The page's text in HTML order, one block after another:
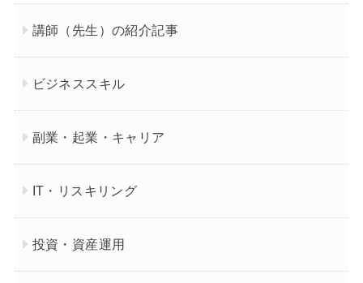
講師（先生）の紹介記事
ビジネススキル
副業・起業・キャリア
IT・リスキリング
投資・資産運用